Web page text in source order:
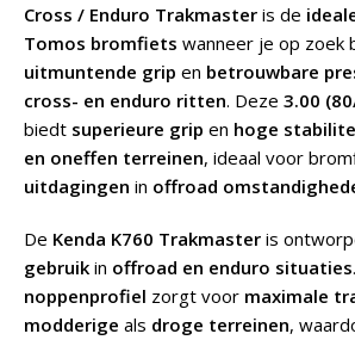
Cross / Enduro Trakmaster is de
Tomos bromfiets wanneer je op zoek
uitmuntende grip en betrouwbare
cross- en enduro ritten. Deze 3.00
biedt superieure grip en hoge
en oneffen terreinen, ideaal voor
uitdagingen in offroad
De Kenda K760 Trakmaster is
gebruik in offroad en enduro situaties
noppenprofiel zorgt voor maximale
modderige als droge terreinen,